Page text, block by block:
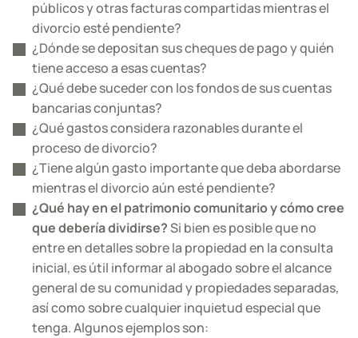
públicos y otras facturas compartidas mientras el
divorcio esté pendiente?
¿Dónde se depositan sus cheques de pago y quién
tiene acceso a esas cuentas?
¿Qué debe suceder con los fondos de sus cuentas
bancarias conjuntas?
¿Qué gastos considera razonables durante el
proceso de divorcio?
¿Tiene algún gasto importante que deba abordarse
mientras el divorcio aún esté pendiente?
¿Qué hay en el patrimonio comunitario y cómo cree
que debería dividirse?Si bien es posible que no
entre en detalles sobre la propiedad en la consulta
inicial, es útil informar al abogado sobre el alcance
general de su comunidad y propiedades separadas,
así como sobre cualquier inquietud especial que
tenga. Algunos ejemplos son: